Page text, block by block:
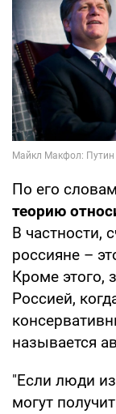
По его
теорию
В частности,
россияне –
Кроме этого,
Россией,
называется
"Если люди
могут